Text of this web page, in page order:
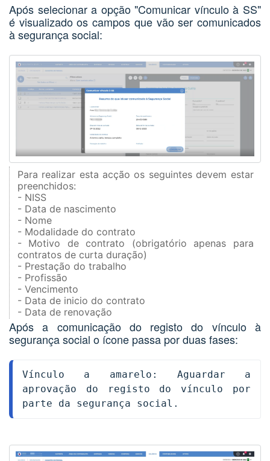
Após selecionar a opção "Comunicar vínculo à SS"
é visualizado os campos que vão ser comunicados
à segurança social:
Para realizar esta acção os seguintes devem estar
preenchidos:
- NISS
- Data de nascimento
- Nome
- Modalidade do contrato
- Motivo de contrato (obrigatório apenas para
contratos de curta duração)
- Prestação do trabalho
- Profissão
- Vencimento
- Data de inicio do contrato
- Data de renovação
Após a comunicação do registo do vínculo à
segurança social o ícone passa por duas fases:
Vínculo a amarelo: Aguardar a
aprovação do registo do vínculo por
parte da segurança social.